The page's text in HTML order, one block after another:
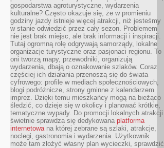
gospodarstwa agroturystyczne, wydarzenia
kulturalne? Często okazuje się, że w promieniu
godziny jazdy istnieje więcej atrakcji, niż jesteśmy
w stanie odwiedzić przez cały sezon. Problemem
nie jest brak miejsc, ale brak informacji i inspiracji.
Tutaj ogromną rolę odgrywają samorządy, lokalne
organizacje turystyczne oraz pasjonaci regionu. To
oni tworzą mapy, przewodniki, organizują
wydarzenia, dbają o oznakowanie szlaków. Coraz
częściej ich działania przenoszą się do świata
cyfrowego: profile w mediach społecznościowych,
blogi podróżnicze, strony gminne z kalendarzem
imprez. Dzięki temu mieszkańcy mogą na bieżąco
śledzić, co dzieje się w okolicy i planować krótkie,
tematyczne wypady. Do promocji lokalnych atrakcji
świetnie sprawdza się dedykowana platforma
internetowana której zebrane są szlaki, atrakcje,
noclegi, gastronomia i wydarzenia. Użytkownik
może tam złożyć własny plan wycieczki, sprawdzić